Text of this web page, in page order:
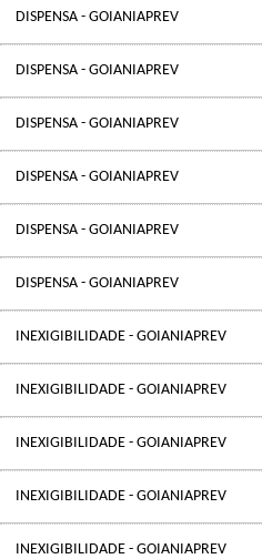
DISPENSA - GOIANIAPREV
DISPENSA - GOIANIAPREV
DISPENSA - GOIANIAPREV
DISPENSA - GOIANIAPREV
DISPENSA - GOIANIAPREV
DISPENSA - GOIANIAPREV
INEXIGIBILIDADE - GOIANIAPREV
INEXIGIBILIDADE - GOIANIAPREV
INEXIGIBILIDADE - GOIANIAPREV
INEXIGIBILIDADE - GOIANIAPREV
INEXIGIBILIDADE - GOIANIAPREV